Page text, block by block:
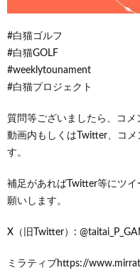
#白猫ゴルフ
#白猫GOLF
#weeklytounament
#白猫プロジェクト
質問等ございましたら、コメ
動画内もしくはTwitter、コ
す。
補足があればTwitter等にツ
願いします。
X（旧Twitter）:
ミラティブhttps://